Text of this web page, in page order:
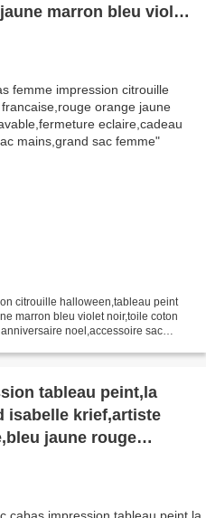
marron bleu violet
eclaire,cadeau
sac
citrouille halloween,tableau peint
marron bleu violet noir,toile coton
noel,accessoire sac
tableau peint,la
isabelle krief,artiste
jaune rouge
fete